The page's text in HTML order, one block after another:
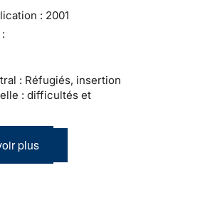
: 2001
: Réfugiés, insertion
: difficultés et
plus